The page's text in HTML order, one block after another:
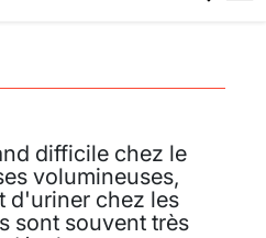
difficile chez le
volumineuses,
d'uriner chez les
sont souvent très